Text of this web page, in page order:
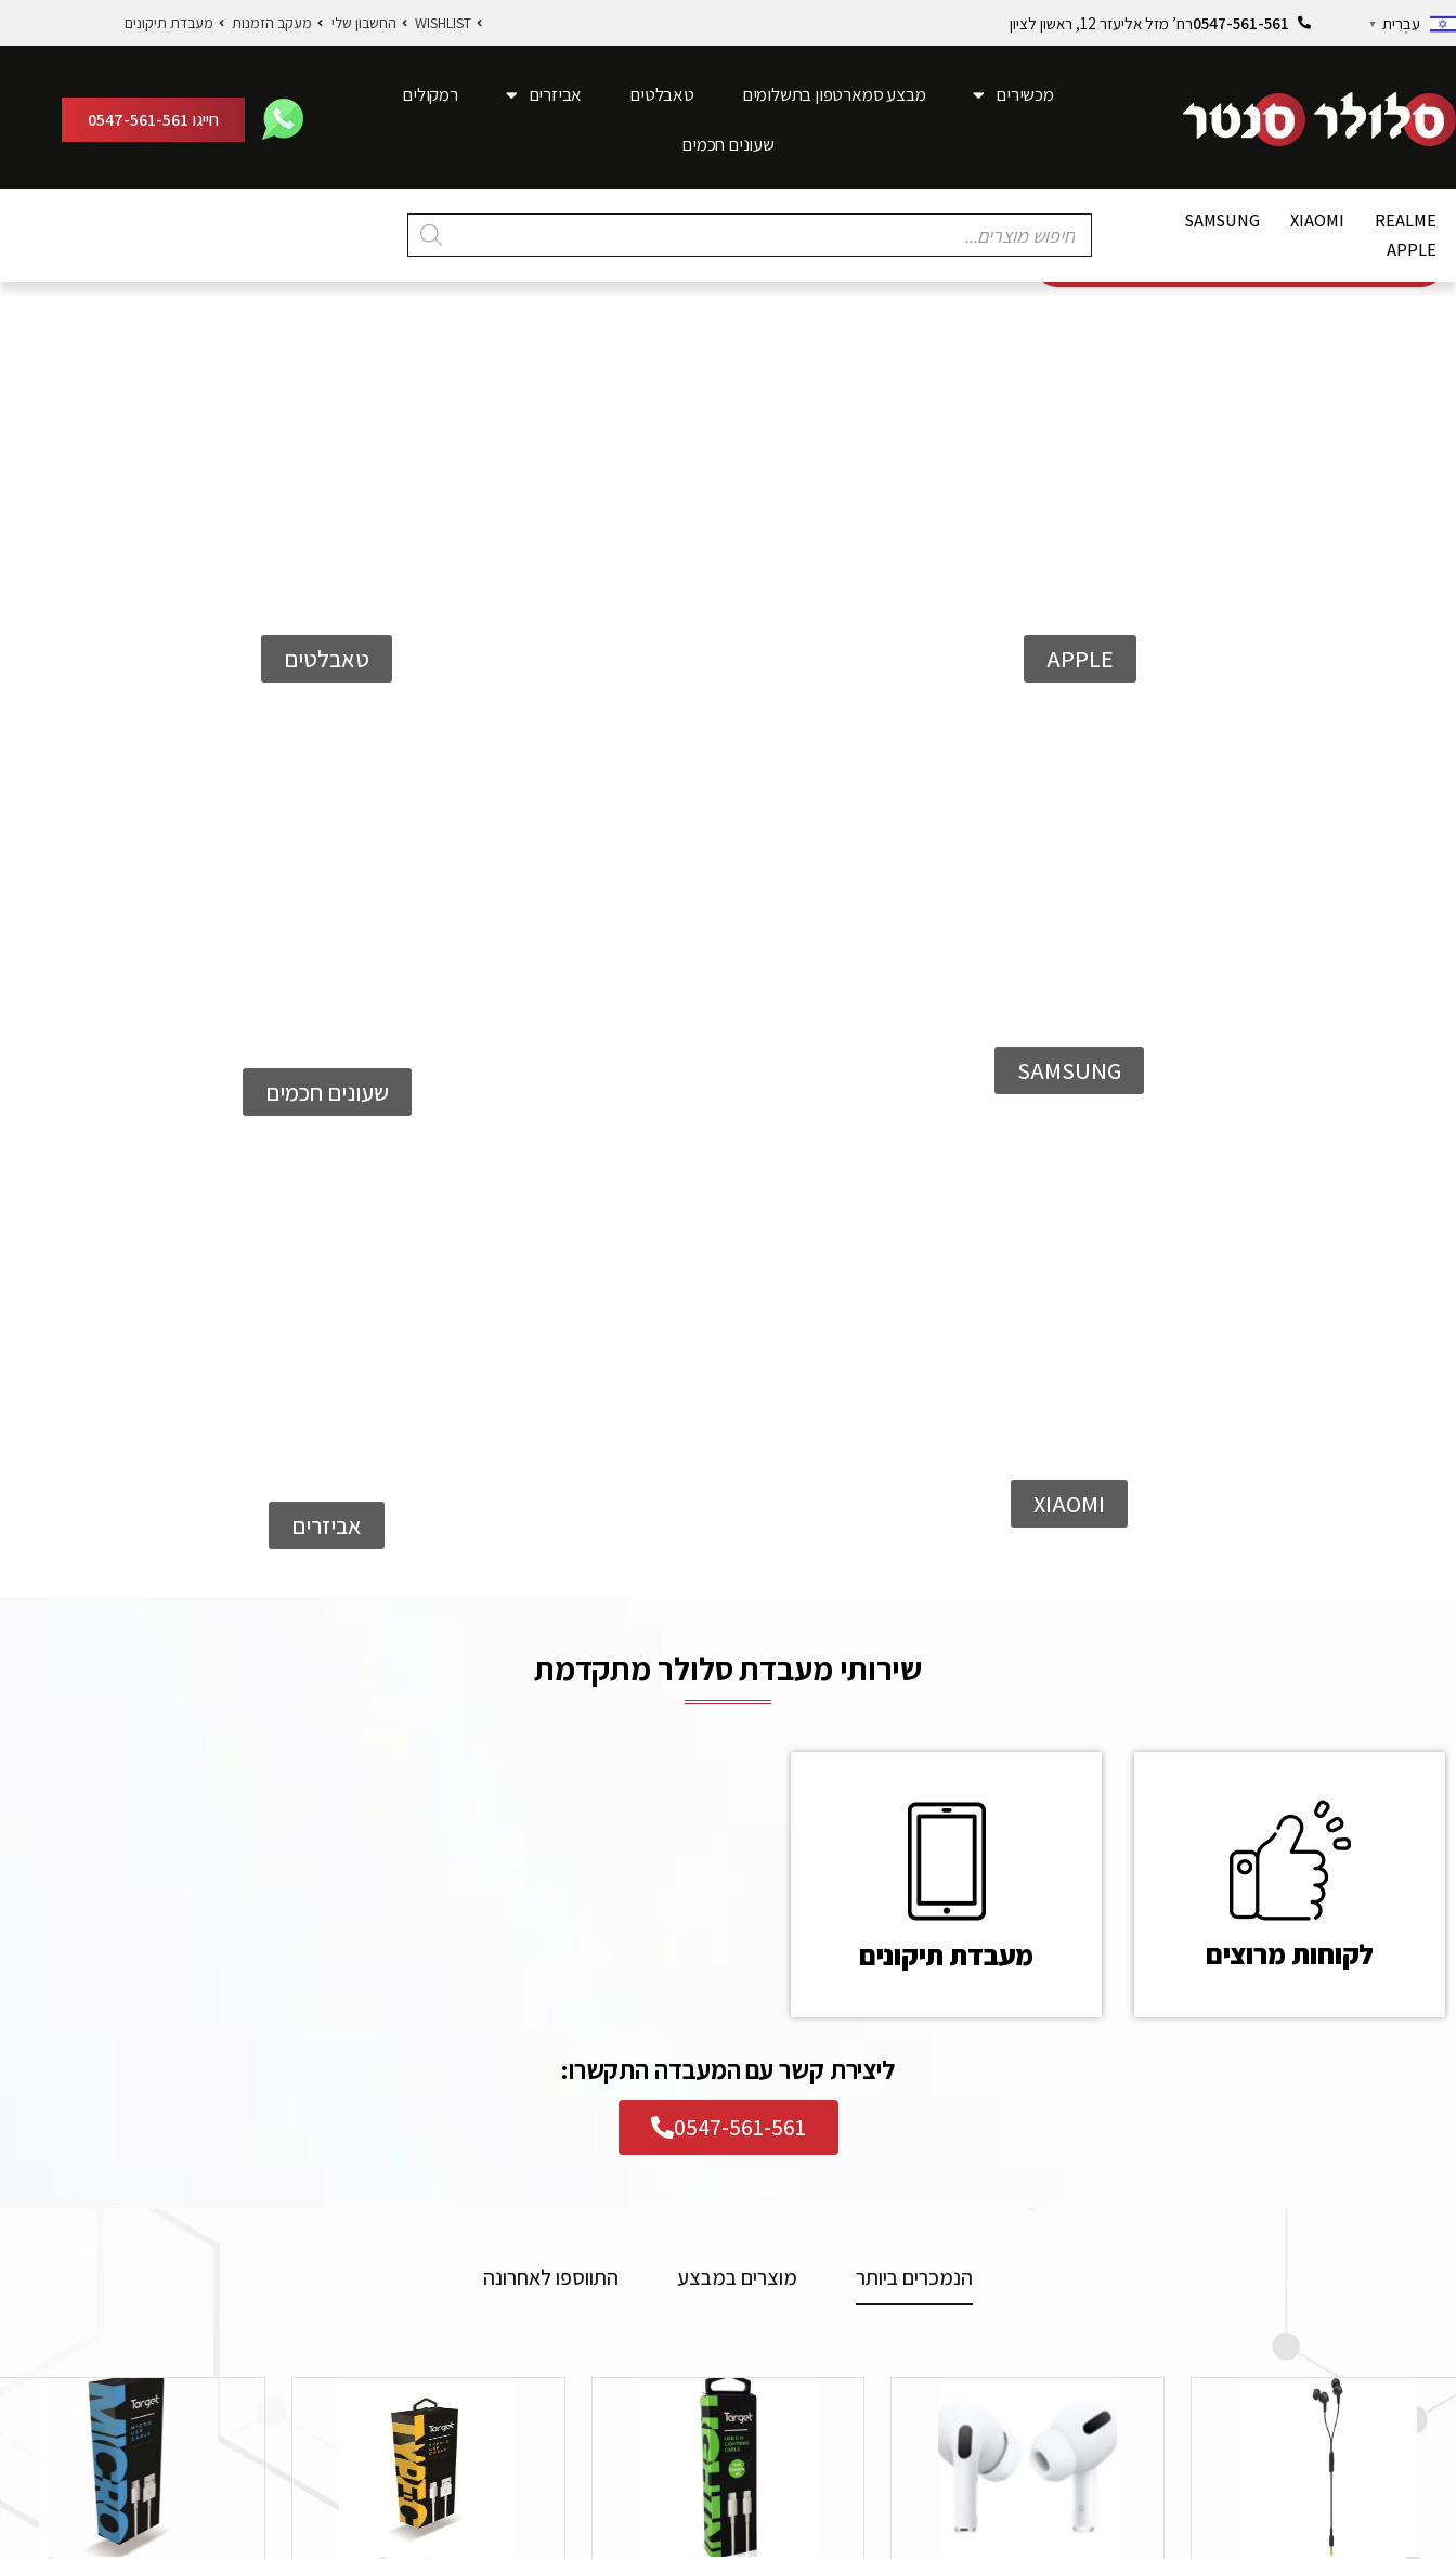
עִבְרִית ▼
0547-561-561רח’ מזל אליעזר 12, ראשון לציון WISHLIST החשבון שלי מעקב הזמנות מעבדת תיקונים
מכשירים מבצע סמארטפון בתשלומים טאבלטים אביזרים רמקולים
שעונים חכמים
חייגו 0547-561-561
REALME
XIAOMI
SAMSUNG
APPLE
מכירת מכשירים מהיבואן הרשמי
APPLE
SAMSUNG
XIAOMI
טאבלטים
שעונים חכמים
אביזרים
שירותי מעבדת סלולר מתקדמת
לקוחות מרוצים מעבדת תיקונים
ליצירת קשר עם המעבדה התקשרו:
0547-561-561
הנמכרים ביותר מוצרים במבצע התווספו לאחרונה